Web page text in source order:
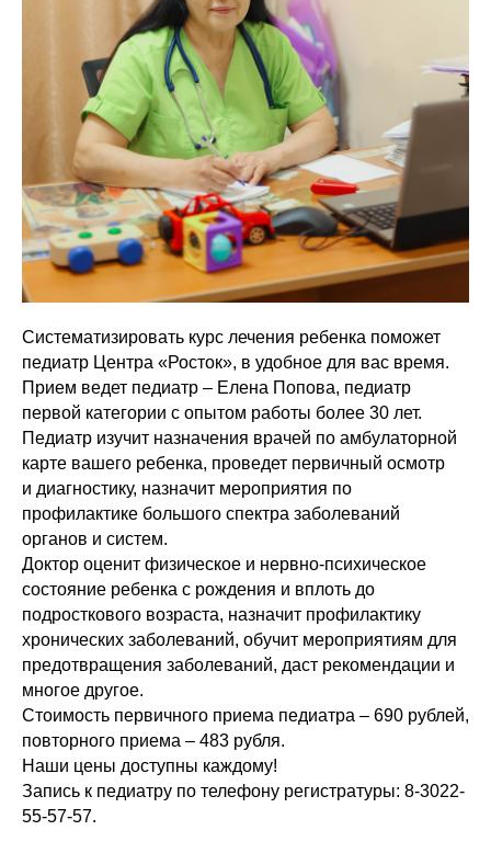
Систематизировать курс лечения ребенка поможет
педиатр Центра «Росток», в удобное для вас время.
Прием ведет педиатр – Елена Попова, педиатр
первой категории с опытом работы более 30 лет.
Педиатр изучит назначения врачей по амбулаторной
карте вашего ребенка, проведет первичный осмотр
и диагностику, назначит мероприятия по
профилактике большого спектра заболеваний
органов и систем.
Доктор оценит физическое и нервно-психическое
состояние ребенка с рождения и вплоть до
подросткового возраста, назначит профилактику
хронических заболеваний, обучит мероприятиям для
предотвращения заболеваний, даст рекомендации и
многое другое.
Стоимость первичного приема педиатра – 690 рублей,
повторного приема – 483 рубля.
Наши цены доступны каждому!
Запись к педиатру по телефону регистратуры: 8-3022-
55-57-57.